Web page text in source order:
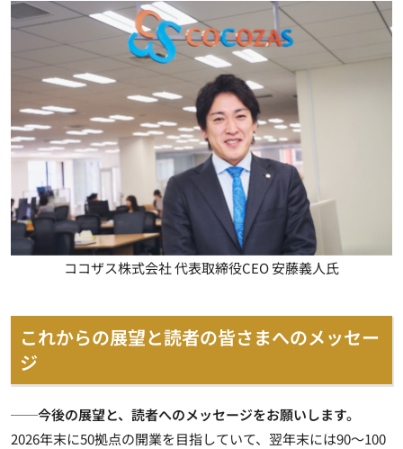
ココザス株式会社 代表取締役CEO 安藤義人氏
これからの展望と読者の皆さまへのメッセー
ジ
──今後の展望と、読者へのメッセージをお願いします。
2026年末に50拠点の開業を目指していて、翌年末には90～100